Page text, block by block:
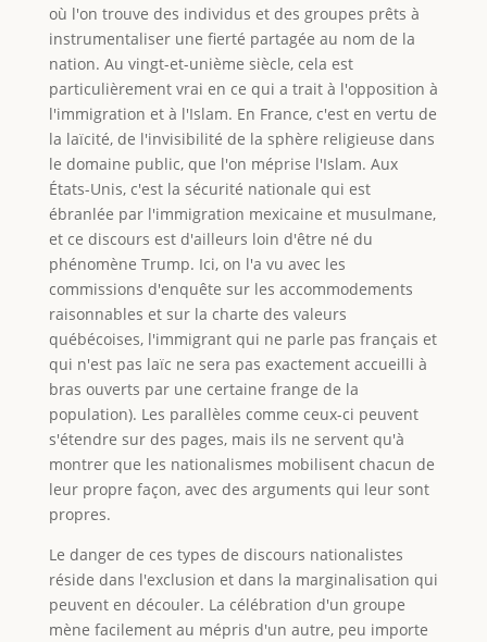
où l'on trouve des individus et des groupes prêts à
instrumentaliser une fierté partagée au nom de la
nation. Au vingt-et-unième siècle, cela est
particulièrement vrai en ce qui a trait à l'opposition à
l'immigration et à l'Islam. En France, c'est en vertu de
la laïcité, de l'invisibilité de la sphère religieuse dans
le domaine public, que l'on méprise l'Islam. Aux
États-Unis, c'est la sécurité nationale qui est
ébranlée par l'immigration mexicaine et musulmane,
et ce discours est d'ailleurs loin d'être né du
phénomène Trump. Ici, on l'a vu avec les
commissions d'enquête sur les accommodements
raisonnables et sur la charte des valeurs
québécoises, l'immigrant qui ne parle pas français et
qui n'est pas laïc ne sera pas exactement accueilli à
bras ouverts par une certaine frange de la
population). Les parallèles comme ceux-ci peuvent
s'étendre sur des pages, mais ils ne servent qu'à
montrer que les nationalismes mobilisent chacun de
leur propre façon, avec des arguments qui leur sont
propres.
Le danger de ces types de discours nationalistes
réside dans l'exclusion et dans la marginalisation qui
peuvent en découler. La célébration d'un groupe
mène facilement au mépris d'un autre, peu importe